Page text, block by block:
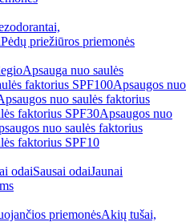
Pėdų priežiūros priemonės
Apsauga nuo saulės
faktorius SPF100Apsaugos nuo
nuo saulės faktorius
faktorius SPF30Apsaugos nuo
nuo saulės faktorius
faktorius SPF10
odaiSausai odaiJaunai
priemonėsAkių tušai,